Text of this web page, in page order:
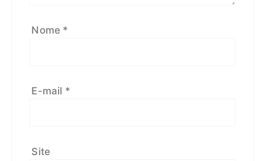
Nome *
E-mail *
Site